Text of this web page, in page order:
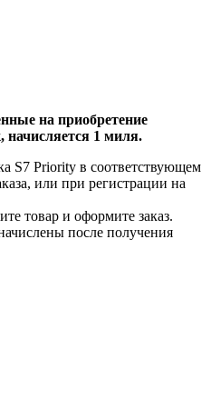
на приобретение
начисляется 1 миля.
S7 Priority в соответствующем
или при регистрации на
товар и оформите заказ.
после получения